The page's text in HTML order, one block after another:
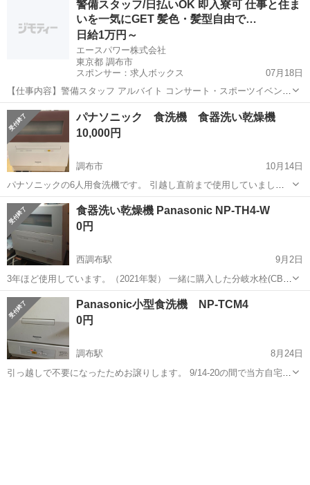
たりする方が多いので、簡潔にお問い合わせいただける方、スムーズ
にお取引できる常識ある...
警備スタッフ/日払いOK 即入寮可 仕事と住ま
いを一気にGET 髪色・髪型自由で…
日給1万円～
エースパワー株式会社
東京都 調布市
スポンサー：求人ボックス
07月18日
【仕事内容】警備スタッフ アルバイト コンサート・スポーツイベン
ト・展示会などのイベントや、 工事現場周辺で警備・交通誘導をして
いただきます。 経験者の方はもちろん、未経験者の方も積極的に採用
中! 難しいスキルは不要! 基本的なル...
アルバイト・パート
パナソニック 食洗機 食器洗い乾燥機
10,000円
調布市
10月14日
パナソニックの6人用食洗機です。 引越し直前まで使用していまし
た。 後付けの中では大容量で、フロントオープンが使いやすくて気に
入っていました。 全てのパーツと説明書をお渡しできます。 おまけで
すが、使いかけの食洗機用の洗剤...
東京 調布市 キッチン家電 食洗機
食器洗い乾燥機 Panasonic NP-TH4-W
0円
西調布駅
9月2日
3年ほど使用しています。（2021年製） 一緒に購入した分岐水栓(CB-
SKH6)とステンレス台(N-SP3)を併せてお譲り致します。 かなり重宝
してましたが、不要になったため、取りにきてくれる方を優先にお譲
りします。
東京 調布市 キッチン家電
Panasonic小型食洗機 NP-TCM4
0円
調布駅
8月24日
引っ越しで不要になったためお譲りします。 9/14-20の間で当方自宅で